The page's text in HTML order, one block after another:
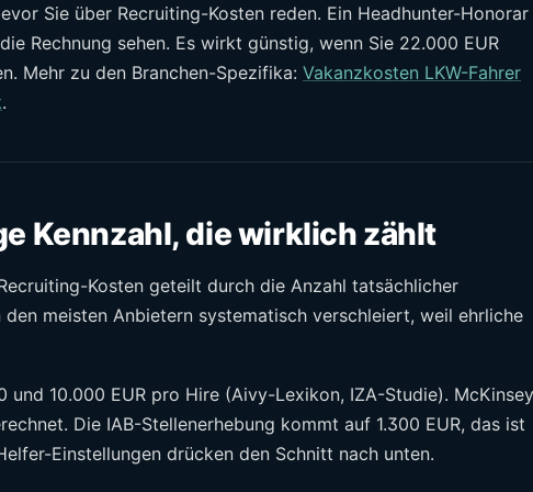
Sie über Recruiting-Kosten reden. Ein Headhunter-Honorar
Rechnung sehen. Es wirkt günstig, wenn Sie 22.000 EUR
Mehr zu den Branchen-Spezifika: Vakanzkosten LKW-Fahrer
.
Kennzahl, die wirklich zählt
Kosten geteilt durch die Anzahl tatsächlicher
meisten Anbietern systematisch verschleiert, weil ehrliche
10.000 EUR pro Hire (Aivy-Lexikon, IZA-Studie). McKinsey
Die IAB-Stellenerhebung kommt auf 1.300 EUR, das ist
Einstellungen drücken den Schnitt nach unten.